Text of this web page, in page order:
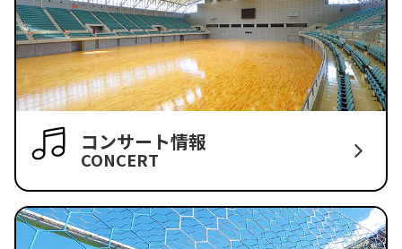
コンサート情報
CONCERT